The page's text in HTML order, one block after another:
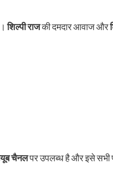
शिल्पी राजकी दमदार आवाज और
चैनलपर उपलब्ध है और इसे